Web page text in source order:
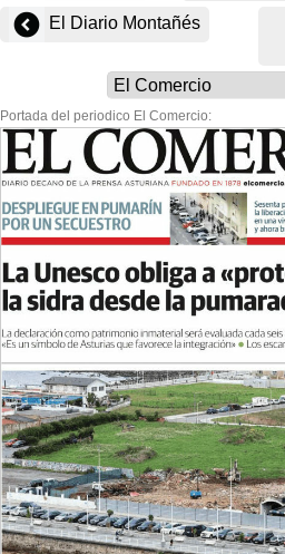
El Diario Montañés
Portada del periodico El Comercio: